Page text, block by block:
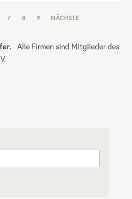
7 8 9 NÄCHSTE
Alle Firmen sind Mitglieder des